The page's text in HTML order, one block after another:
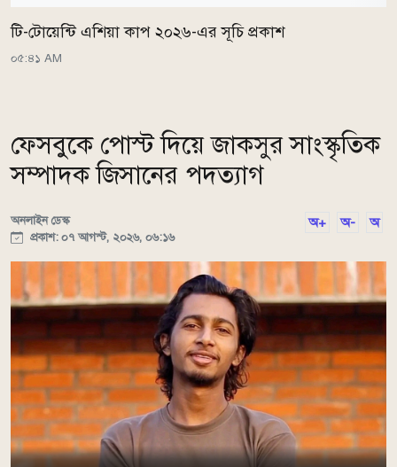
টি-টোয়েন্টি এশিয়া কাপ ২০২৬-এর সূচি প্রকাশ
০৫:৪১ AM
ফেসবুকে পোস্ট দিয়ে জাকসুর সাংস্কৃতিক
সম্পাদক জিসানের পদত্যাগ
অনলাইন ডেস্ক
প্রকাশ: ০৭ আগস্ট, ২০২৬, ০৬:১৬
অ+ অ- অ